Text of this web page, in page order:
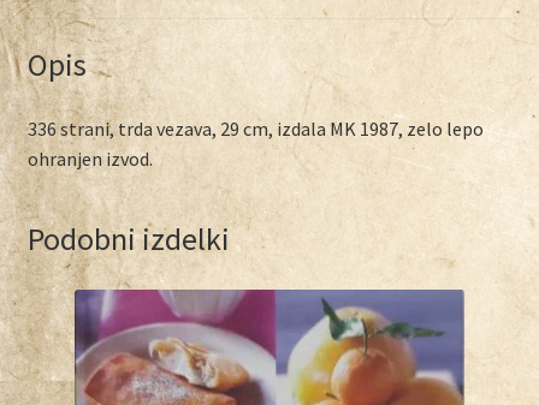
Opis
336 strani, trda vezava, 29 cm, izdala MK 1987, zelo lepo
ohranjen izvod.
Podobni izdelki